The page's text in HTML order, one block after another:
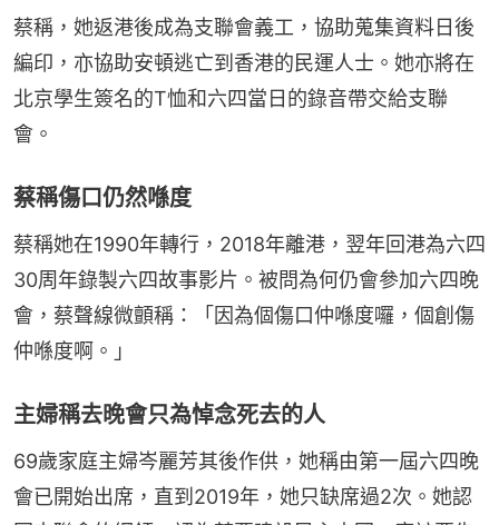
蔡稱，她返港後成為支聯會義工，協助蒐集資料日後
編印，亦協助安頓逃亡到香港的民運人士。她亦將在
北京學生簽名的T恤和六四當日的錄音帶交給支聯
會。
蔡稱傷口仍然喺度
蔡稱她在1990年轉行，2018年離港，翌年回港為六四
30周年錄製六四故事影片。被問為何仍會參加六四晚
會，蔡聲線微顫稱：「因為個傷口仲喺度囉，個創傷
仲喺度啊。」
主婦稱去晚會只為悼念死去的人
69歲家庭主婦岑麗芳其後作供，她稱由第一屆六四晚
會已開始出席，直到2019年，她只缺席過2次。她認